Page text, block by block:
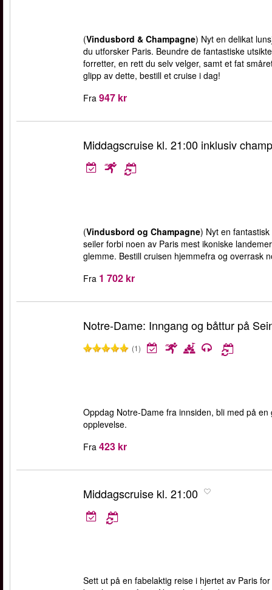
(Vindusbord & Champagne) Nyt en delikat
du utforsker Paris. Beundre de fantastiske
forretter, en rett du selv velger, samt et fat
glipp av dette, bestill et cruise i dag!
Fra 947 kr
Middagscruise kl. 21:00 inklusiv
(Vindusbord og Champagne) Nyt en
seiler forbi noen av Paris mest ikoniske
glemme. Bestill cruisen hjemmefra og overrask
Fra 1 702 kr
Notre-Dame: Inngang og båttur på
(1)
Oppdag Notre-Dame fra innsiden, bli med på
opplevelse.
Fra 423 kr
Middagscruise kl. 21:00
Sett ut på en fabelaktig reise i hjertet av Paris